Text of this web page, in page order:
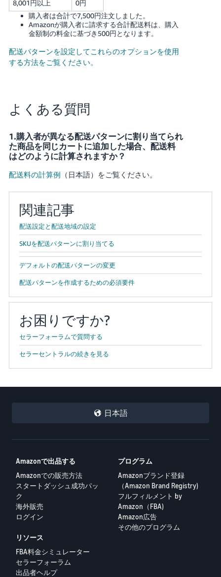
8,001円以上
0円
購入者は合計で7,500円注文しました。
Amazonが購入者に請求する合計配送料は、購入
金額制の料金に基づき500円となります。
配送パターンを設定してこれらのオプションを使用
する方法をご覧ください。
よくある質問
1.購入者が異なる配送パターンに割り当てられ
た商品を同じカートに追加した場合、配送料
はどのように計算されますか？
配送料の計算例 （日本語）をご覧ください。
関連記事
配送設定と配送地域の設定
SKUを配送パターンに割り当てる
デフォルトの配送パターンの変更
配送パターンを作成するための必須要件
お困りですか?
セラーフォーラムで質問する
セラーセントラルの続きを見る
日本語
Amazonで出品する
Amazonでの販売方法
スタートダッシュ成功パッ
ク
海外販売
ログイン
プログラム
Amazonブランド登録
（Amazon Brand Registry)
フルフィルメント by
Amazon（FBA)
Amazon広告
その他のプログラム
リソース
FBA料金シミュレーター
セラーフォーラム
出品者ヘルプ